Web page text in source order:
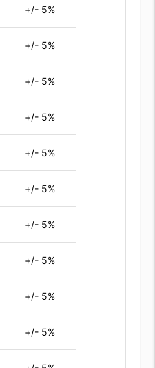
+/- 5%
+/- 5%
+/- 5%
+/- 5%
+/- 5%
+/- 5%
+/- 5%
+/- 5%
+/- 5%
+/- 5%